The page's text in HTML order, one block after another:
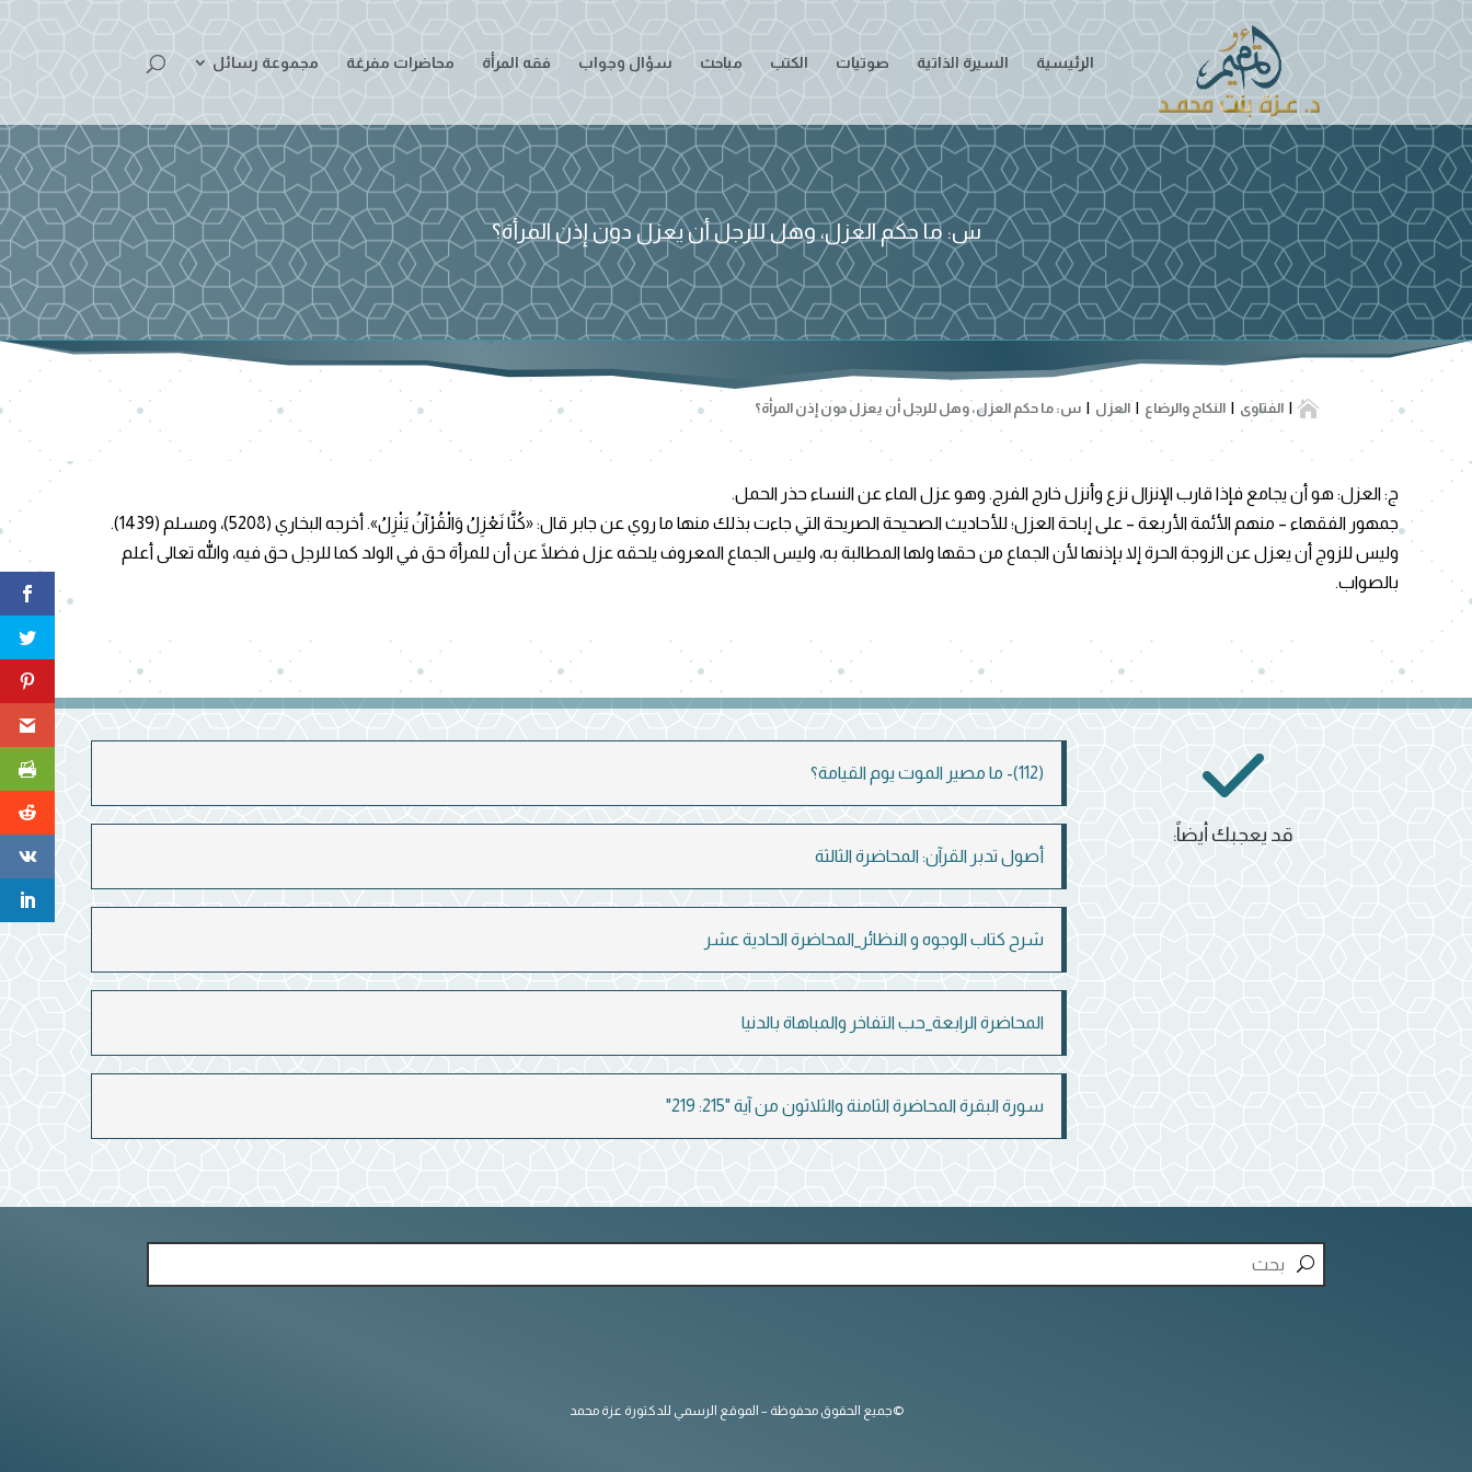
الرئيسية السيرة الذاتية صوتيات الكتب مباحث سؤال وجواب فقه المرأة محاضرات مفرغة مجموعة رسائل
س: ما حكم العزل، وهل للرجل أن يعزل دون إذن المرأة؟
 الفتاوى النكاح والرضاع العزل س: ما حكم العزل، وهل للرجل أن يعزل دون إذن المرأة؟
ج: العزل: هو أن يجامع فإذا قارب الإنزال نزع وأنزل خارج الفرج. وهو عزل الماء عن النساء حذر الحمل.
جمهور الفقهاء – منهم الأئمة الأربعة – على إباحة العزل؛ للأحاديث الصحيحة الصريحة التي جاءت بذلك منها ما روي عن جابر قال: «كُنَّا نَعْزِلُ وَالْقُرْآنُ يَنْزِلُ». أخرجه البخاري (5208)، ومسلم (1439).
وليس للزوج أن يعزل عن الزوجة الحرة إلا بإذنها لأن الجماع من حقها ولها المطالبة به، وليس الجماع المعروف يلحقه عزل فضلًا عن أن للمرأة حق في الولد كما للرجل حق فيه، والله تعالى أعلم
بالصواب.
(112)- ما مصير الموت يوم القيامة؟
أصول تدبر القرآن: المحاضرة الثالثة
شرح كتاب الوجوه و النظائر_المحاضرة الحادية عشر
المحاضرة الرابعة_حب التفاخر والمباهاة بالدنيا
سورة البقرة المحاضرة الثامنة والثلاثون من آية "215: 219"
قد يعجبك أيضاً:
©جميع الحقوق محفوظة – الموقع الرسمي للدكتورة عزة محمد